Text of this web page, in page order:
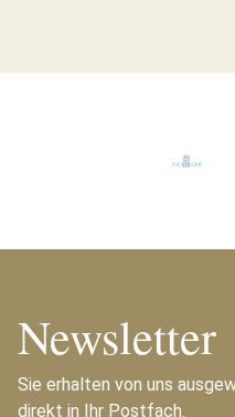
Newsletter
Sie erhalten von uns
direkt in Ihr Postfach.